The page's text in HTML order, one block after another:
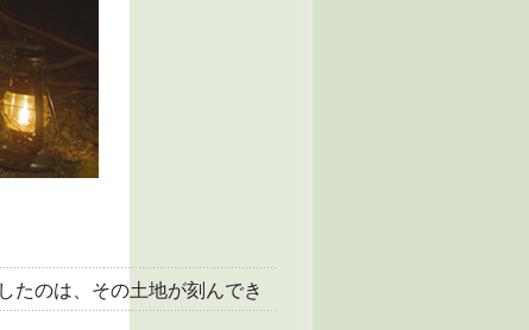
たのは、その土地が刻んでき